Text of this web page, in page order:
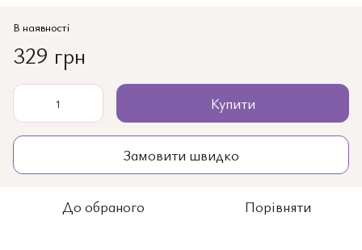
В наявності
329 грн
Купити
Замовити швидко
До обраного Порівняти